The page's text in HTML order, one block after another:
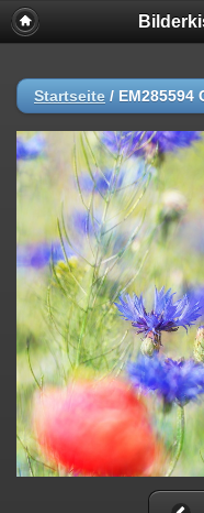
Startseite / EM285594